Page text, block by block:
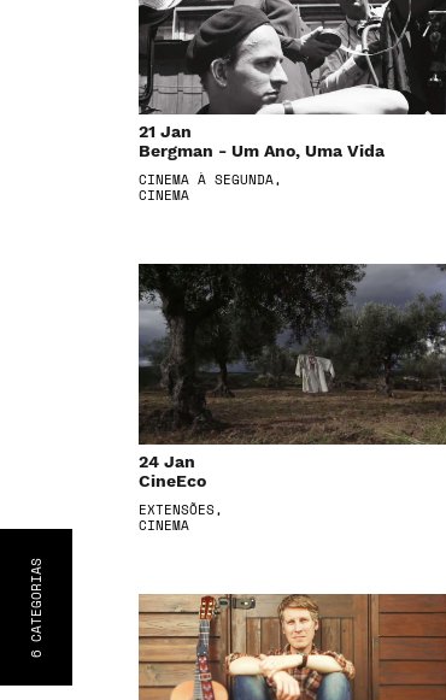
6
CATEGORIA
S
21 Jan
Bergman - Um Ano, Uma Vida
CINEMA À SEGUNDA,
CINEMA
24 Jan
CineEco
EXTENSÕES,
CINEMA